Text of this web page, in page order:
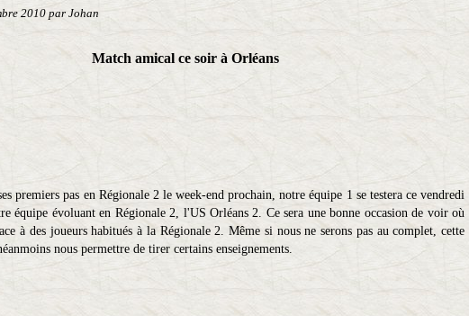
2010 par Johan
Match amical ce soir à Orléans
premiers pas en Régionale 2 le week-end prochain, notre équipe 1 se testera ce vendredi
équipe évoluant en Régionale 2, l'US Orléans 2. Ce sera une bonne occasion de voir où
à des joueurs habitués à la Régionale 2. Même si nous ne serons pas au complet, cette
nous permettre de tirer certains enseignements.